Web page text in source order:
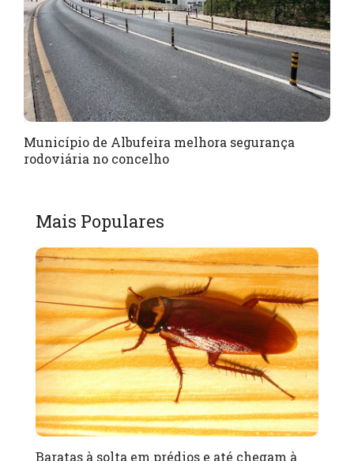
Município de Albufeira melhora segurança
rodoviária no concelho
Mais Populares
Baratas à solta em prédios e até chegam à